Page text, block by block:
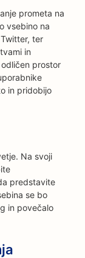
prometa na
vsebino na
ter
in
prostor
in pridobijo
Na svoji
predstavite
se bo
in povečalo